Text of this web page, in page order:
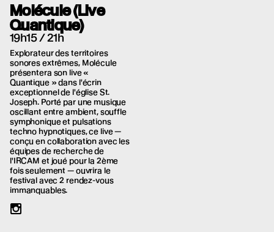
Molécule (Live
Quantique)
19h15 / 21h
Explorateur des territoires
sonores extrêmes, Molécule
présentera son live «
Quantique » dans l'écrin
exceptionnel de l'église St.
Joseph. Porté par une musique
oscillant entre ambient, souffle
symphonique et pulsations
techno hypnotiques, ce live —
conçu en collaboration avec les
équipes de recherche de
l'IRCAM et joué pour la 2ème
fois seulement — ouvrira le
festival avec 2 rendez-vous
immanquables.